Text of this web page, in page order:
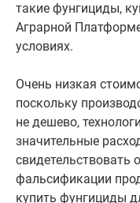
такие фунгициды,
Аграрной
условиях.
Очень низкая
поскольку
не дешево,
значительные
свидетельствовать
фальсификации
купить фунгициды